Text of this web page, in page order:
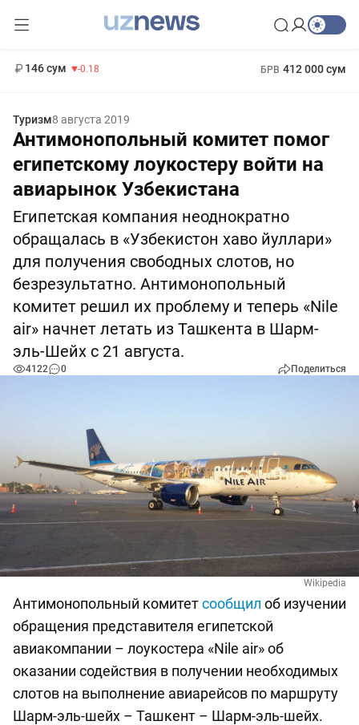
146 сум -0.18 БРВ 412 000 сум
Туризм8 августа 2019
Антимонопольный комитет помог
египетскому лоукостеру войти на
авиарынок Узбекистана
Египетская компания неоднократно
обращалась в «Узбекистон хаво йуллари»
для получения свободных слотов, но
безрезультатно. Антимонопольный
комитет решил их проблему и теперь «Nile
air» начнет летать из Ташкента в Шарм-
эль-Шейх с 21 августа.
4122 0 Поделиться
Wikipedia
Антимонопольный комитетсообщил об изучении
обращения представителя египетской
авиакомпании – лоукостера «Nile air» об
оказании содействия в получении необходимых
слотов на выполнение авиарейсов по маршруту
Шарм-эль-шейх – Ташкент – Шарм-эль-шейх.